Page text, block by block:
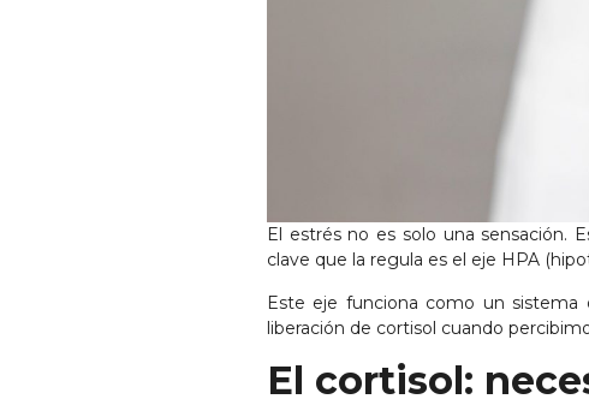
El estrés no es solo una sensación.
clave que la regula es el eje HPA
Este eje funciona como un sistema
liberación de cortisol cuando
El cortisol: